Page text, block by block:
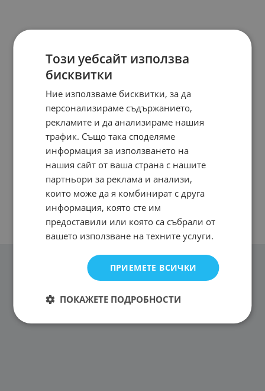
Този уебсайт използва
бисквитки
Ние използваме бисквитки, за да
персонализираме съдържанието,
рекламите и да анализираме нашия
трафик. Също така споделяме
информация за използването на
нашия сайт от ваша страна с нашите
партньори за реклама и анализи,
които може да я комбинират с друга
информация, която сте им
предоставили или която са събрали от
вашето използване на техните услуги.
ПРИЕМЕТЕ ВСИЧКИ
ПОКАЖЕТЕ ПОДРОБНОСТИ